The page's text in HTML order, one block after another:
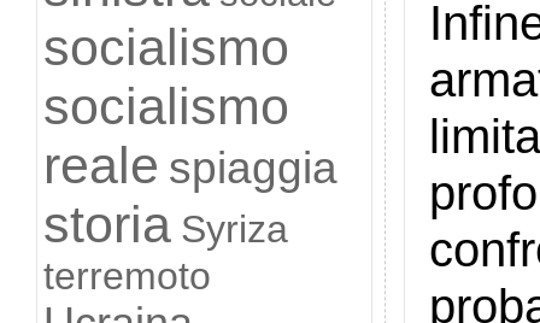
socialismo
socialismo
reale spiaggia
storia Syriza
terremoto